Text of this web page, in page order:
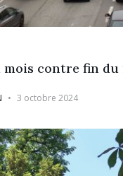
mois contre fin du
3 octobre 2024